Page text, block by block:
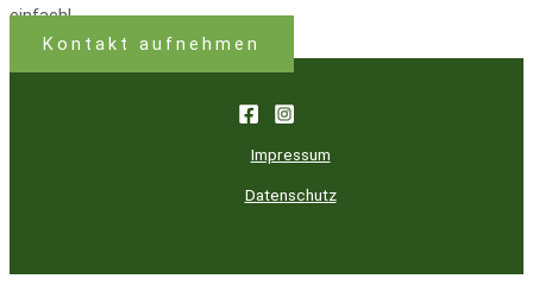
einfach!
Kontakt aufnehmen
Impressum
Datenschutz